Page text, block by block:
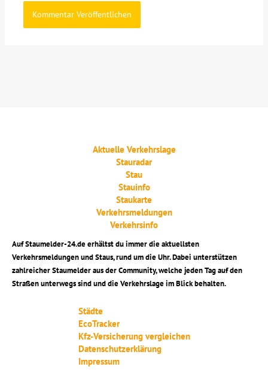
Aktuelle Verkehrslage
Stauradar
Stau
Stauinfo
Staukarte
Verkehrsmeldungen
Verkehrsinfo
Auf Staumelder-24.de erhältst du immer die aktuellsten
Verkehrsmeldungen und Staus, rund um die Uhr. Dabei unterstützen
zahlreicher Staumelder aus der Community, welche jeden Tag auf den
Straßen unterwegs sind und die Verkehrslage im Blick behalten.
Städte
EcoTracker
Kfz-Versicherung vergleichen
Datenschutzerklärung
Impressum